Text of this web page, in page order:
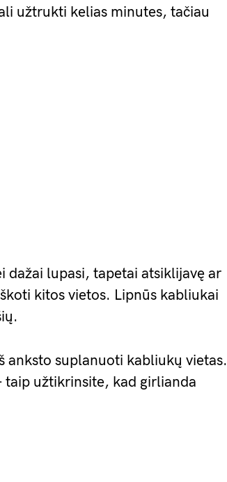
užtrukti kelias minutes, tačiau
dažai lupasi, tapetai atsiklijavę ar
kitos vietos. Lipnūs kabliukai
anksto suplanuoti kabliukų vietas.
taip užtikrinsite, kad girlianda